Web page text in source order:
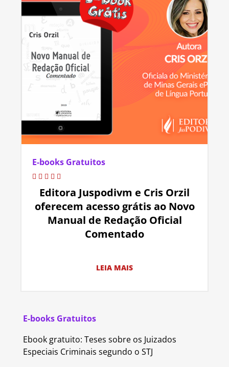
E-books Gratuitos
Editora Juspodivm e Cris Orzil
oferecem acesso grátis ao Novo
Manual de Redação Oficial
Comentado
LEIA MAIS
E-books Gratuitos
Ebook gratuito: Teses sobre os Juizados
Especiais Criminais segundo o STJ